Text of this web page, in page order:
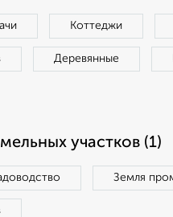
Коттеджи
Деревянные
участков (1)
Земля